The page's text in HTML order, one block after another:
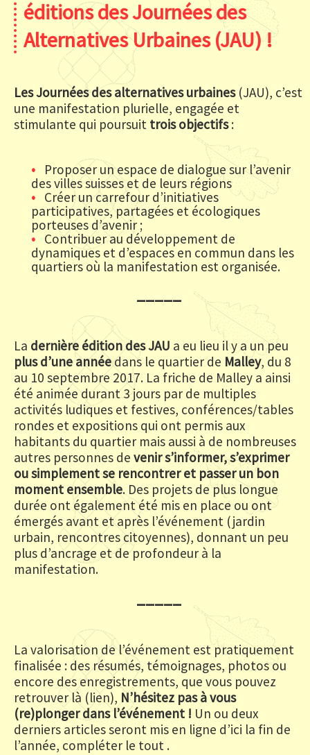
éditions desJournées des
Alternatives Urbaines(JAU) !
Les Journées des alternatives urbaines(JAU), c’est
une manifestation plurielle, engagée et
stimulante qui poursuit trois objectifs:
Proposer un espace de dialogue sur l’avenir
des villes suisses et de leurs régions
Créer un carrefour d’initiatives
participatives, partagées et écologiques
porteuses d’avenir ;
Contribuer au développement de
dynamiques et d’espaces en commun dans les
quartiers où la manifestation est organisée.
_____
La dernière édition des JAU a eu lieu il y a un peu
plus d’une annéedans le quartier de Malley, du 8
au 10 septembre 2017. La friche de Malley a ainsi
été animée durant 3 jours par de multiples
activités ludiques et festives, conférences/tables
rondes et expositions qui ont permis aux
habitants du quartier mais aussi à de nombreuses
autres personnes de venir s’informer, s’exprimer
ou simplement se rencontrer et passer un bon
moment ensemble. Des projets de plus longue
durée ont également été mis en place ou ont
émergés avant et après l’événement (jardin
urbain, rencontres citoyennes), donnant un peu
plus d’ancrage et de profondeur à la
manifestation.
_____
La valorisation de l’événement est pratiquement
finalisée : des résumés, témoignages, photos ou
encore des enregistrements, que vous pouvez
retrouver là (lien), N’hésitez pas à vous
(re)plonger dans l’événement ! Un ou deux
derniers articles seront mis en ligne d’ici la fin de
l’année, compléter le tout .